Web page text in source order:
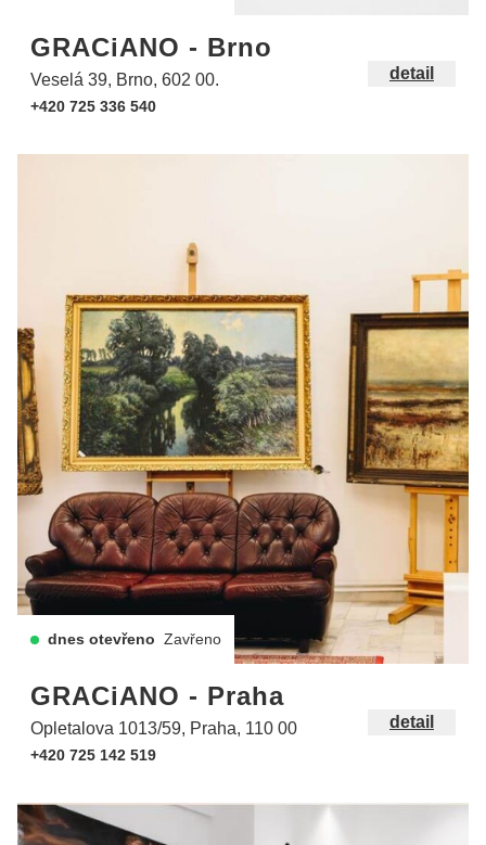
GRACiANO - Brno
Veselá 39, Brno, 602 00.
+420 725 336 540
detail
dnes otevřeno Zavřeno
GRACiANO - Praha
Opletalova 1013/59, Praha, 110 00
+420 725 142 519
detail